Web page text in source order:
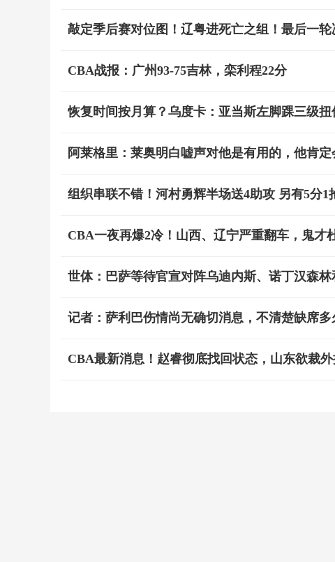
敲定季后赛对位图！辽粤进死亡之组！最后一轮
CBA战报：广州93-75吉林，栾利程22分
恢复时间按月算？乌度卡：亚当斯左脚踝三级
阿莱格里：莱奥明白嘘声对他是有用的，他肯
组织串联不错！河村勇辉半场送4助攻 另有5分1
CBA一夜再爆2冷！山西、辽宁严重翻车，鬼才
世体：巴萨等待官宣对阵乌迪内斯、诺丁汉森
记者：萨利巴伤情尚无确切消息，不清楚缺席
CBA最新消息！赵睿彻底找回状态，山东欲裁